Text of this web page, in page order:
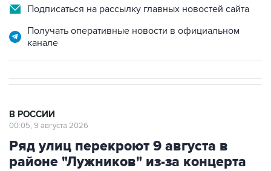
Подписаться на рассылку главных новостей сайта
Получать оперативные новости в официальном
канале
В РОССИИ
00:05, 9 августа 2026
Ряд улиц перекроют 9 августа в
районе "Лужников" из-за концерта